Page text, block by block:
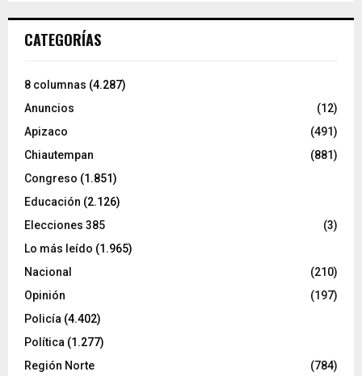
CATEGORÍAS
8 columnas (4.287)
Anuncios
(12)
Apizaco
(491)
Chiautempan
(881)
Congreso (1.851)
Educación (2.126)
Elecciones 385
(3)
Lo más leído (1.965)
Nacional
(210)
Opinión
(197)
Policía (4.402)
Política (1.277)
Región Norte
(784)